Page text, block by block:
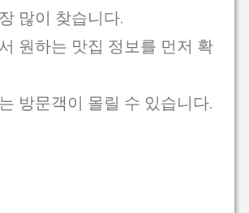
많이 찾습니다.
원하는 맛집 정보를 먼저 확
방문객이 몰릴 수 있습니다.